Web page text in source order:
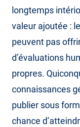
longtemps
valeur ajoutée :
peuvent pas
d’évaluations
propres.
connaissances
publier sous
chance